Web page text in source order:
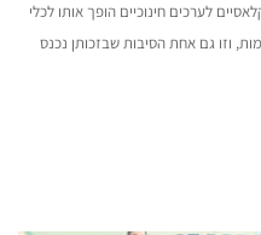
לערכים חינוכיים הופך אותו לכלי
וזו גם אחת הסיבות שבזכותן נכנס